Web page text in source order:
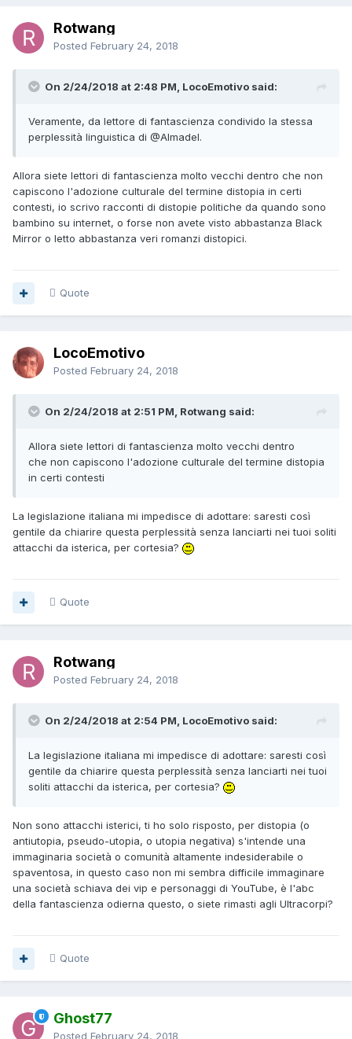
Rotwang
Posted February 24, 2018
On 2/24/2018 at 2:48 PM, LocoEmotivo said:
Veramente, da lettore di fantascienza condivido la stessa
perplessità linguistica di @Almadel.
Allora siete lettori di fantascienza molto vecchi dentro che non
capiscono l'adozione culturale del termine distopia in certi
contesti, io scrivo racconti di distopie politiche da quando sono
bambino su internet, o forse non avete visto abbastanza Black
Mirror o letto abbastanza veri romanzi distopici.
Quote
LocoEmotivo
Posted February 24, 2018
On 2/24/2018 at 2:51 PM, Rotwang said:
Allora siete lettori di fantascienza molto vecchi dentro
che non capiscono l'adozione culturale del termine distopia
in certi contesti
La legislazione italiana mi impedisce di adottare: saresti così
gentile da chiarire questa perplessità senza lanciarti nei tuoi soliti
attacchi da isterica, per cortesia?
Quote
Rotwang
Posted February 24, 2018
On 2/24/2018 at 2:54 PM, LocoEmotivo said:
La legislazione italiana mi impedisce di adottare: saresti così
gentile da chiarire questa perplessità senza lanciarti nei tuoi
soliti attacchi da isterica, per cortesia?
Non sono attacchi isterici, ti ho solo risposto, per distopia (o
antiutopia, pseudo-utopia, o utopia negativa) s'intende una
immaginaria società o comunità altamente indesiderabile o
spaventosa, in questo caso non mi sembra difficile immaginare
una società schiava dei vip e personaggi di YouTube, è l'abc
della fantascienza odierna questo, o siete rimasti agli Ultracorpi?
Quote
Ghost77
Posted February 24, 2018